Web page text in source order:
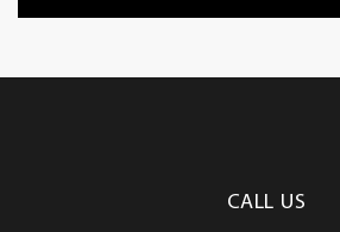
CALL US